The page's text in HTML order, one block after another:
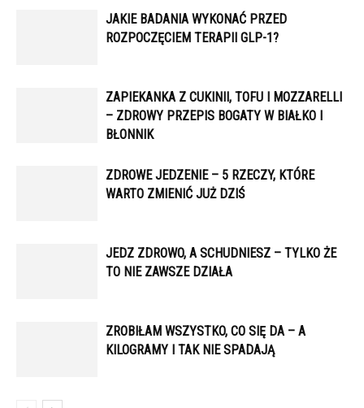
JAKIE BADANIA WYKONAĆ PRZED
ROZPOCZĘCIEM TERAPII GLP-1?
ZAPIEKANKA Z CUKINII, TOFU I MOZZARELLI
– ZDROWY PRZEPIS BOGATY W BIAŁKO I
BŁONNIK
ZDROWE JEDZENIE – 5 RZECZY, KTÓRE
WARTO ZMIENIĆ JUŻ DZIŚ
JEDZ ZDROWO, A SCHUDNIESZ – TYLKO ŻE
TO NIE ZAWSZE DZIAŁA
ZROBIŁAM WSZYSTKO, CO SIĘ DA – A
KILOGRAMY I TAK NIE SPADAJĄ